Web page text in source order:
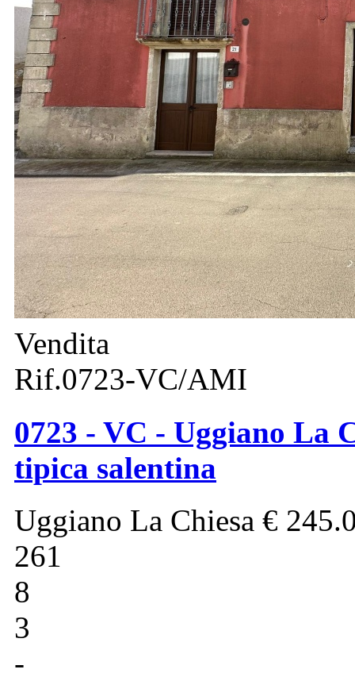
Vendita
Rif.0723-VC/AMI
0723 - VC - Uggiano La
tipica salentina
Uggiano La Chiesa €
261
8
3
-